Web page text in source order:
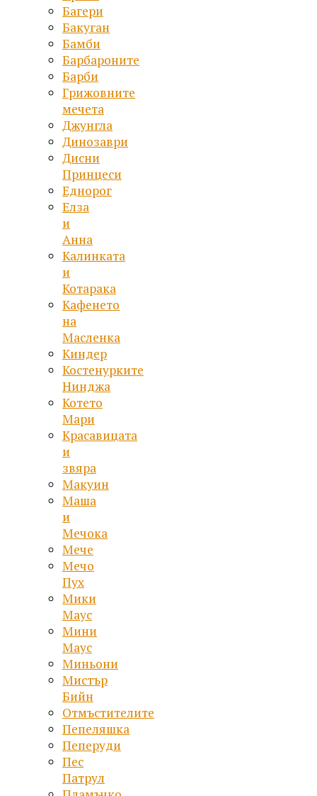
Багери
Бакуган
Бамби
Барбароните
Барби
Грижовните
мечета
Джунгла
Динозаври
Дисни
Принцеси
Еднорог
Елза
и
Анна
Калинката
и
Котарака
Кафенето
на
Масленка
Киндер
Костенурките
Нинджа
Котето
Мари
Красавицата
и
звяра
Макуин
Маша
и
Мечока
Мече
Мечо
Пух
Мики
Маус
Мини
Маус
Миньони
Мистър
Бийн
Отмъстителите
Пепеляшка
Пеперуди
Пес
Патрул